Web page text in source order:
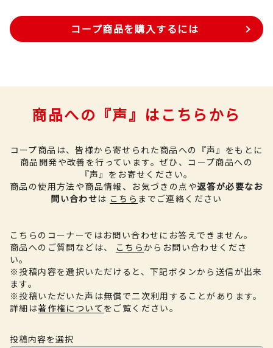
コープ商品を購入するには
商品への『声』はこちらから
コープ商品は、皆様から寄せられた商品への『声』をもとに
商品開発や改善を行っています。 ぜひ、コープ商品への
『声』をお寄せください。
商品の使用方法や商品情報、お気づきの点や返答が必要なお
問い合わせは こちら までご連絡ください
こちらのコーナーではお問い合わせにお答えできません。
商品へのご質問などは、
こちらからお問い合わせくださ
い。
※投稿内容を選択いただけると、下記ボタンから送信が出来
ます。
※投稿いただいた声は無償で二次利用することがあります。
詳細は著作権について をご覧ください。
投稿内容を選択